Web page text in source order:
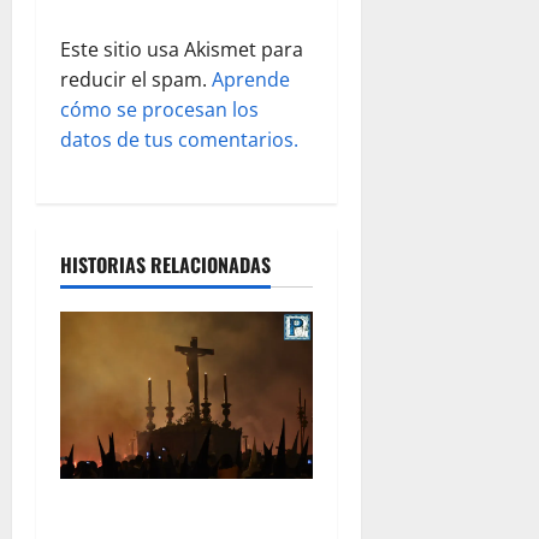
s
Este sitio usa Akismet para
reducir el spam. Aprende
cómo se procesan los
datos de tus comentarios.
HISTORIAS RELACIONADAS